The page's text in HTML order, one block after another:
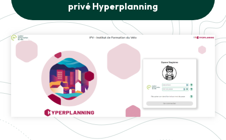
privé Hyperplanning